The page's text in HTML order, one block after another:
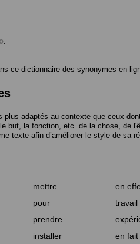
ce dictionnaire des synonymes en
plus adaptés au contexte que ceux
but, la fonction, etc. de la chose, de
texte afin d’améliorer le style de sa
mettre en
pour travail
prendre
installer en fait